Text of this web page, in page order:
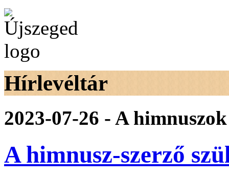
Hírlevéltár
2023-07-26 - A
A himnusz-szerző